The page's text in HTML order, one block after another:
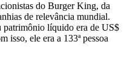
do Burger King, da
de relevância mundial.
patrimônio líquido era de US$
isso, ele era a 133ª pessoa